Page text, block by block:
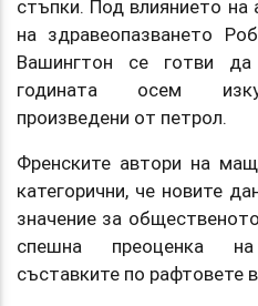
стъпки. Под влиянието на
на здравеопазването
Вашингтон се готви
годината осем
произведени от петрол.
Френските автори на
категорични, че новите
значение за
спешна преоценка
съставките по рафтовете